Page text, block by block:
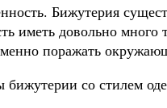
Бижутерия
иметь довольно много
поражать
со стилем